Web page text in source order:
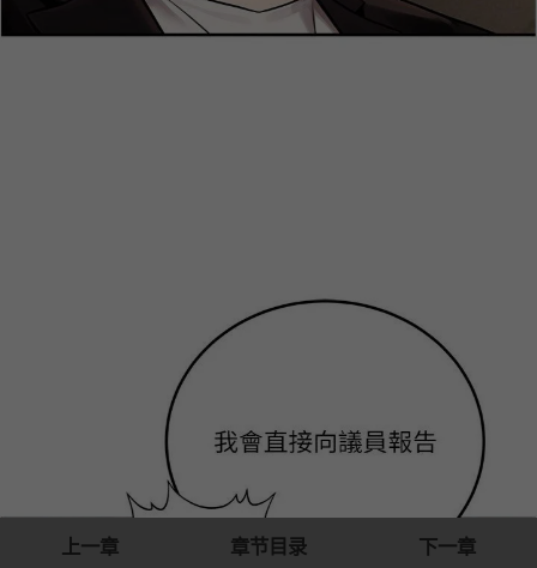
上一章 章节目录 下一章